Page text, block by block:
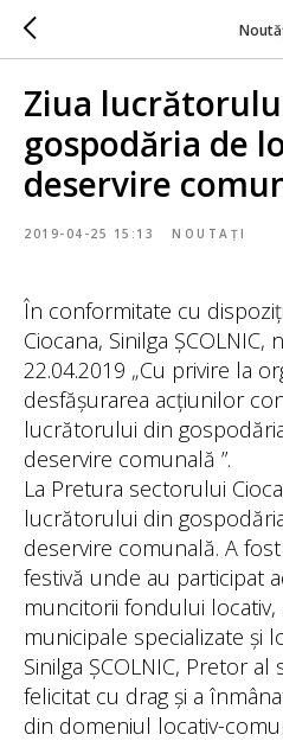
Ziua
gospodăria de
deservire
2019-04-25 15:13 NOUTAȚI
În conformitate cu
Ciocana, Sinilga ȘCOLNIC,
22.04.2019 „Cu privire la
desfășurarea acțiunilor
lucrătorului din
deservire comunală ”.
La Pretura sectorului
lucrătorului din
deservire comunală. A
festivă unde au participat
muncitorii fondului locativ,
municipale specializate și
Sinilga ȘCOLNIC, Pretor
felicitat cu drag și a
din domeniul locativ-